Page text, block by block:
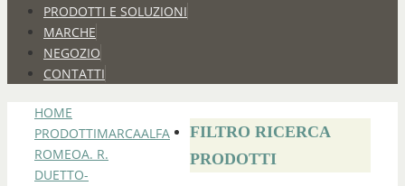
PRODOTTI E SOLUZIONI
MARCHE
NEGOZIO
CONTATTI
HOME
PRODOTTIMARCAALFA
ROMEOA. R.
DUETTO-
FILTRO RICERCA
PRODOTTI